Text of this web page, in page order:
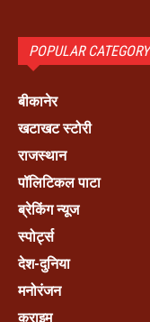
POPULAR CATEGORY
बीकानेर
खटाखट स्टोरी
राजस्थान
पॉलिटिकल पाटा
ब्रेकिंग न्यूज
स्पोर्ट्स
देश-दुनिया
मनोरंजन
क्राइम